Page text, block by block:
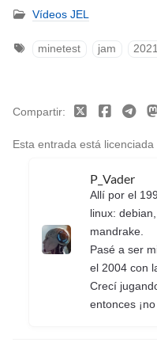
Vídeos JEL
minetest jam 2021
Esta entrada está licenciada
Compartir
P_Vader
Allí por el
linux:
mandrake.
Pasé a ser
el 2004 con
Crecí
entonces